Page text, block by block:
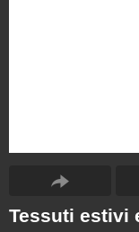
Tessuti estivi